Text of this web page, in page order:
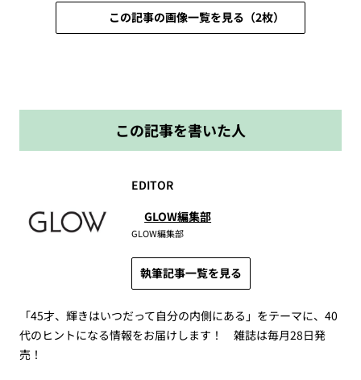
この記事の画像一覧を見る（2枚）
この記事を書いた人
EDITOR
GLOW編集部
GLOW編集部
執筆記事一覧を見る
「45才、輝きはいつだって自分の内側にある」をテーマに、40
代のヒントになる情報をお届けします！ 雑誌は毎月28日発
売！